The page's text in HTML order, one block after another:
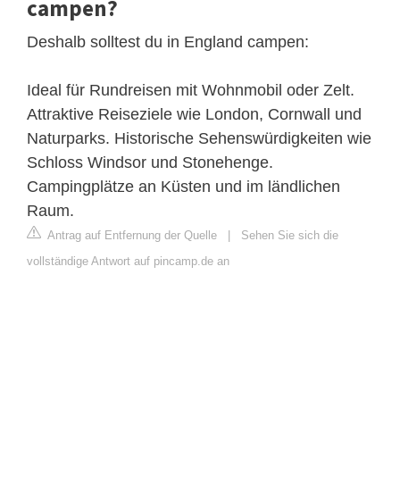
campen?
Deshalb solltest du in England campen:
Ideal für Rundreisen mit Wohnmobil oder Zelt.
Attraktive Reiseziele wie London, Cornwall und
Naturparks. Historische Sehenswürdigkeiten wie
Schloss Windsor und Stonehenge.
Campingplätze an Küsten und im ländlichen
Raum.
Antrag auf Entfernung der Quelle
Sehen Sie sich die
vollständige Antwort auf pincamp.de an